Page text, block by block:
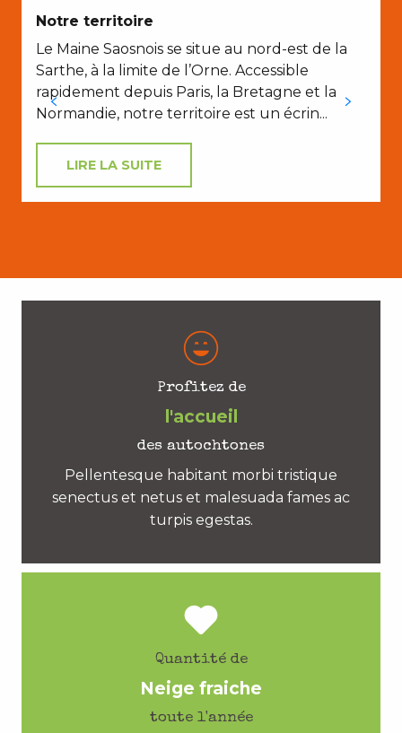
Notre territoire
Le Maine Saosnois se situe au nord-est de la
Sarthe, à la limite de l’Orne. Accessible
rapidement depuis Paris, la Bretagne et la
Normandie, notre territoire est un écrin...
LIRE LA SUITE
Profitez de
l'accueil
des autochtones
Pellentesque habitant morbi tristique
senectus et netus et malesuada fames ac
turpis egestas.
Quantité de
Neige fraiche
toute l'année